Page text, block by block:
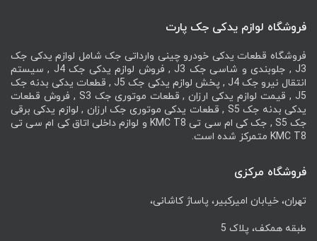
فروشگاه لوازم یدکی جک پارت
فروشگاه قطعات یدکی خودرو چینی وارداتی جک شامل لوازم یدکی جک
J3 , جلوبندی و شاسی جک J3 , فروش لوازم یدکی جک J4 , سیستم
انتقال نیرو جک J4 , پخش لوازم یدکی جک J5 , قطعات یدکی بدنه جک
J5 , قیمت لوازم یدکی ارزان , قطعات موتوری جک S3 , فروش قطعات
یدکی بدنه جک S5 , قطعات یدکی موتوری جک ارزان , لوازم یدکی برقی
جک S5 , جک کی ام سی تی KMC T8 و لوازم داخلی اتاق کی ام سی تی
KMC T8 متمرکز شده است.
فروشگاه مرکزی
تهران، خیابان امیرکبیر، پاساژ کاشانی،
طبقه همکف، پلاک 5